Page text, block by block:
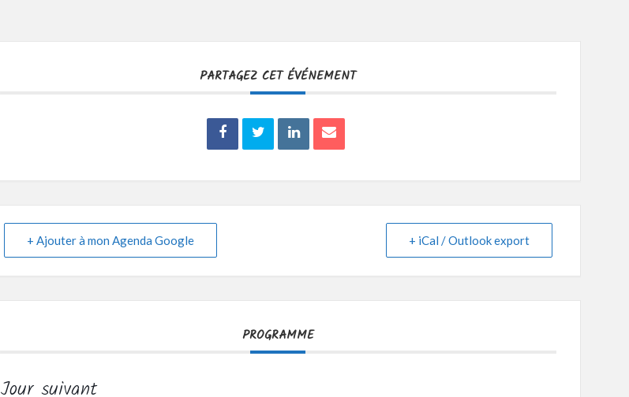
PARTAGEZ CET ÉVÉNEMENT
+ Ajouter à mon Agenda Google + iCal / Outlook export
PROGRAMME
Jour suivant